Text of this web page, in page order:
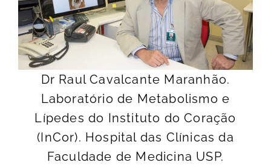
Dr Raul Cavalcante Maranhão.
Laboratório de Metabolismo e
Lípedes do Instituto do Coração
(InCor). Hospital das Clínicas da
Faculdade de Medicina USP.